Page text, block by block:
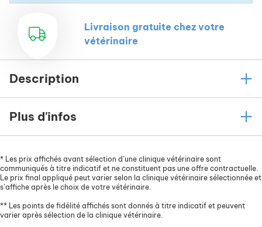
Livraison gratuite chez votre
vétérinaire
Description
Plus d'infos
* Les prix affichés avant sélection d’une clinique vétérinaire sont
communiqués à titre indicatif et ne constituent pas une offre contractuelle.
Le prix final appliqué peut varier selon la clinique vétérinaire sélectionnée et
s’affiche après le choix de votre vétérinaire.
** Les points de fidélité affichés sont donnés à titre indicatif et peuvent
varier après sélection de la clinique vétérinaire.